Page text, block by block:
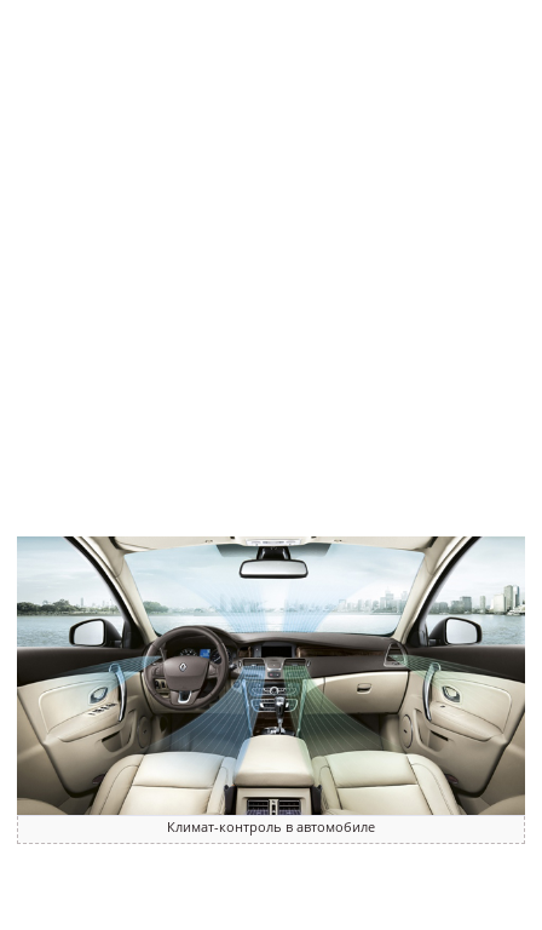
Климат-контроль в автомобиле